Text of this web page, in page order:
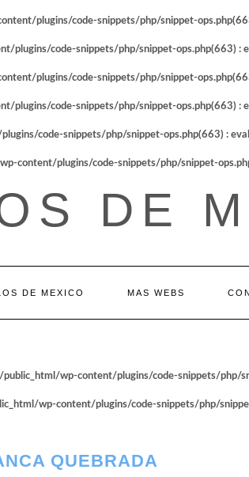
plugins/code-snippets/php/snippet-
plugins/code-snippets/php/snippet-ops.php(663) :
plugins/code-snippets/php/snippet-
plugins/code-snippets/php/snippet-ops.php(663) :
code-snippets/php/snippet-ops.php(663) :
content/plugins/code-snippets/php/snippet-
DE
DE MEXICO MAS WEBS
wp-content/plugins/code-snippets/php/
wp-content/plugins/code-snippets/php/
QUEBRADA